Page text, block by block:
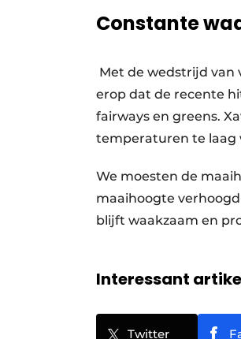
Constante
Met de wedstrijd van
erop dat de recente
fairways en greens.
temperaturen te laag
We moesten de
maaihoogte
blijft waakzaam en
Interessant
Twitter